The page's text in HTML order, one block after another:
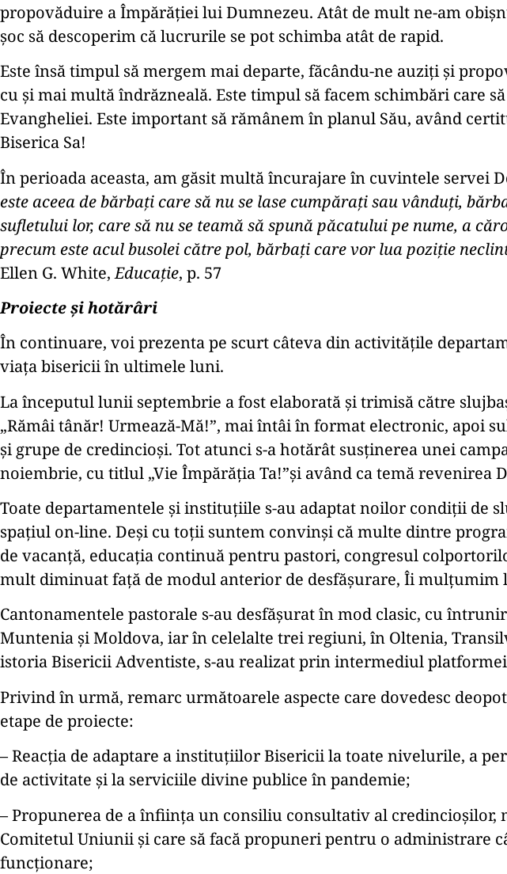
propovăduire a Împărăției lui Dumnezeu. Atât de mult ne-am
șoc să descoperim că lucrurile se pot schimba atât de rapid.
Este însă timpul să mergem mai departe, făcându-ne auziți și
cu și mai multă îndrăzneală. Este timpul să facem schimbări care
Evangheliei. Este important să rămânem în planul Său, având
Biserica Sa!
În perioada aceasta, am găsit multă încurajare în cuvintele servei
este aceea de bărbați care să nu se lase cumpărați sau vânduți,
sufletului lor, care să nu se teamă să spună păcatului pe nume, a
precum este acul busolei către pol, bărbați care vor lua poziție
Ellen G. White,Educație, p. 57
Proiecte și hotărâri
În continuare, voi prezenta pe scurt câteva din activitățile
viața bisericii în ultimele luni.
La începutul lunii septembrie a fost elaborată și trimisă către
„Rămâi tânăr! Urmează-Mă!”, mai întâi în format electronic, apoi
și grupe de credincioși. Tot atunci s-a hotărât susținerea unei
noiembrie, cu titlul „Vie Împărăția Ta!”și având ca temă revenirea
Toate departamentele și instituțiile s-au adaptat noilor condiții
spațiul on-line. Deși cu toții suntem convinși că multe dintre
de vacanță, educația continuă pentru pastori, congresul
mult diminuat față de modul anterior de desfășurare, Îi
Cantonamentele pastorale s-au desfășurat în mod clasic, cu
Muntenia și Moldova, iar în celelalte trei regiuni, în Oltenia,
istoria Bisericii Adventiste, s-au realizat prin intermediul
Privind în urmă, remarc următoarele aspecte care dovedesc
etape de proiecte:
– Reacția de adaptare a instituțiilor Bisericii la toate nivelurile, a
de activitate și la serviciile divine publice în pandemie;
– Propunerea de a înființa un consiliu consultativ al
Comitetul Uniunii și care să facă propuneri pentru o administrare
funcționare;